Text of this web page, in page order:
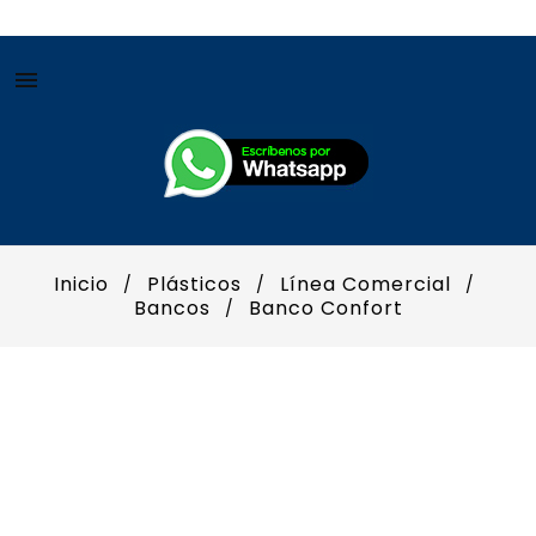

Inicio Plásticos
Línea Comercial
Bancos
Banco Confort